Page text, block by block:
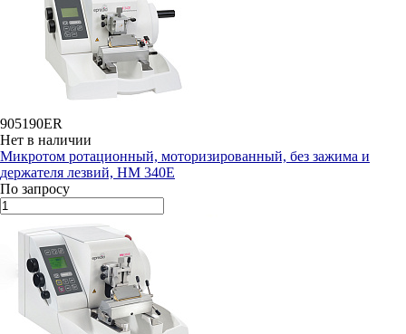
905190ER
Нет в наличии
Микротом ротационный, моторизированный, без зажима и
держателя лезвий, HM 340E
По запросу